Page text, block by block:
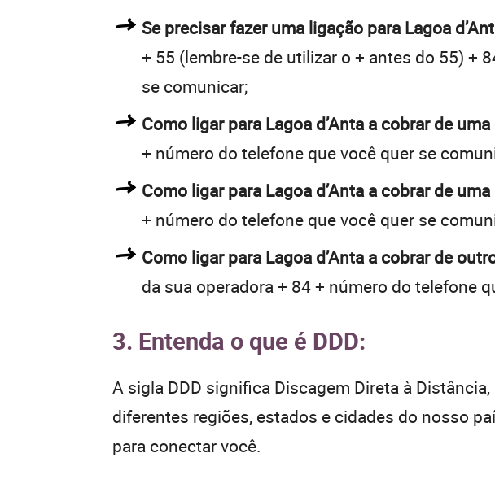
Se precisar fazer uma ligação para Lagoa
+ 55 (lembre-se de utilizar o + antes do 55) +
se comunicar;
Como ligar para Lagoa d’Anta a cobrar de
+ número do telefone que você quer se
Como ligar para Lagoa d’Anta a cobrar de
+ número do telefone que você quer se
Como ligar para Lagoa d’Anta a cobrar de
da sua operadora + 84 + número do telefone
3. Entenda o que é DDD:
A sigla DDD significa Discagem Direta à
diferentes regiões, estados e cidades do nosso
para conectar você.